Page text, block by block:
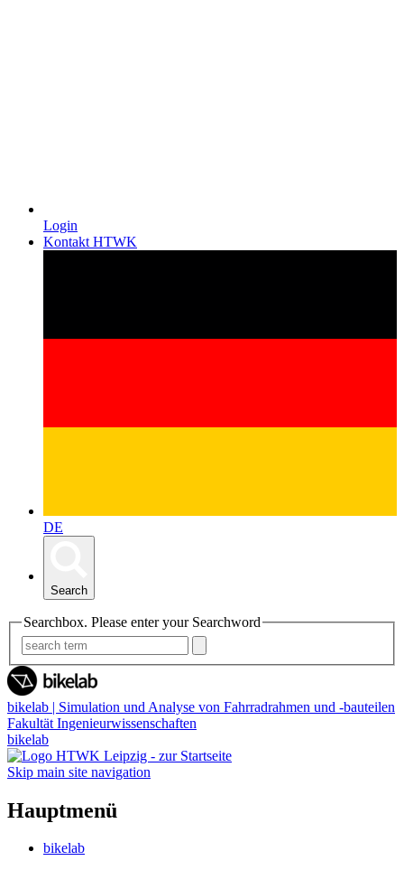
Login
Kontakt HTWK
DE
Search
Searchbox. Please enter your Searchword
bikelab | Simulation und Analyse von Fahrradrahmen und -bauteilen
Fakultät Ingenieurwissenschaften
bikelab
Skip main site navigation
Hauptmenü
bikelab